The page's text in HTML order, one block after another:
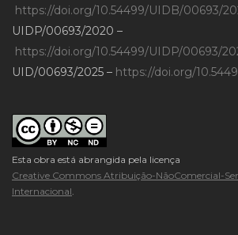
https://doi.org/10.54499/UIDB/00693/
UIDP/00693/2020 –
https://doi.org/10.54499/UIDP/00693/
UID/00693/2025 – https://doi.org/
Esta obra está abrangida pela licença
Creative Commons Atribuição-NãoComercial-
Internacional.